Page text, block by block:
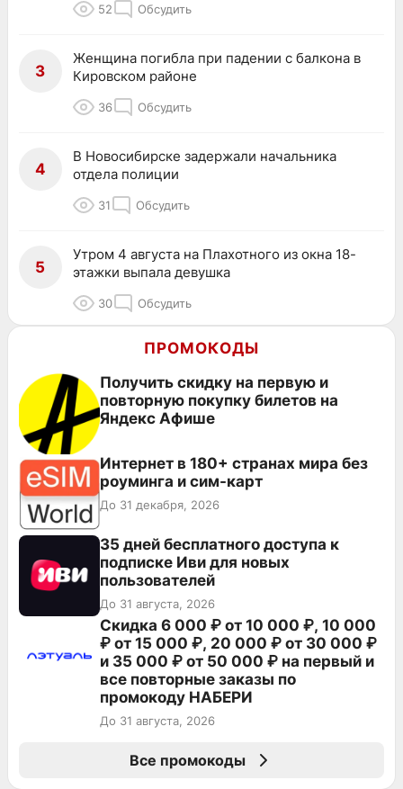
52 Обсудить
3
Женщина погибла при падении с балкона в
Кировском районе
36 Обсудить
4
В Новосибирске задержали начальника
отдела полиции
31 Обсудить
5
Утром 4 августа на Плахотного из окна 18-
этажки выпала девушка
30 Обсудить
ПРОМОКОДЫ
Получить скидку на первую и
повторную покупку билетов на
Яндекс Афише
Интернет в 180+ странах мира без
роуминга и сим-карт
До 31 декабря, 2026
35 дней бесплатного доступа к
подписке Иви для новых
пользователей
До 31 августа, 2026
Скидка 6 000 ₽ от 10 000 ₽, 10 000
₽ от 15 000 ₽, 20 000 ₽ от 30 000 ₽
и 35 000 ₽ от 50 000 ₽ на первый и
все повторные заказы по
промокоду НАБЕРИ
До 31 августа, 2026
Все промокоды